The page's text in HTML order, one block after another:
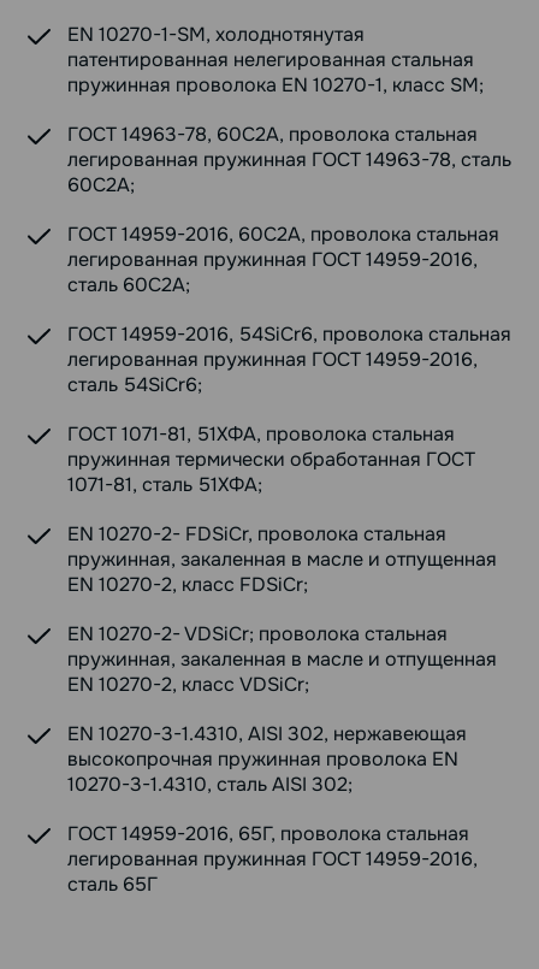
EN 10270-1-SM, холоднотянутая
патентированная нелегированная стальная
пружинная проволока EN 10270-1, класс SM;
ГОСТ 14963-78, 60С2А, проволока стальная
легированная пружинная ГОСТ 14963-78, сталь
60С2А;
ГОСТ 14959-2016, 60С2А, проволока стальная
легированная пружинная ГОСТ 14959-2016,
сталь 60С2А;
ГОСТ 14959-2016, 54SiCr6, проволока стальная
легированная пружинная ГОСТ 14959-2016,
сталь 54SiCr6;
ГОСТ 1071-81, 51ХФА, проволока стальная
пружинная термически обработанная ГОСТ
1071-81, сталь 51ХФА;
EN 10270-2- FDSiCr, проволока стальная
пружинная, закаленная в масле и отпущенная
EN 10270-2, класс FDSiCr;
EN 10270-2- VDSiCr; проволока стальная
пружинная, закаленная в масле и отпущенная
EN 10270-2, класс VDSiCr;
EN 10270-3-1.4310, AISI 302, нержавеющая
высокопрочная пружинная проволока EN
10270-3-1.4310, сталь AISI 302;
ГОСТ 14959-2016, 65Г, проволока стальная
легированная пружинная ГОСТ 14959-2016,
сталь 65Г